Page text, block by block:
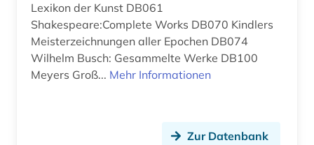
antarktis (1)
anthologie (3)
anthropogene klimaänderung (1)
Montenegro (7)
Niederlande (26)
Niedersachsen (32)
Nordrhein-Westfalen (24)
Lexikon der Kunst DB061
Shakespeare:Complete Works DB070 Kindlers
Meisterzeichnungen aller Epochen DB074
Wilhelm Busch: Gesammelte Werke DB100
Meyers Groß... Mehr Informationen
Zur Datenbank